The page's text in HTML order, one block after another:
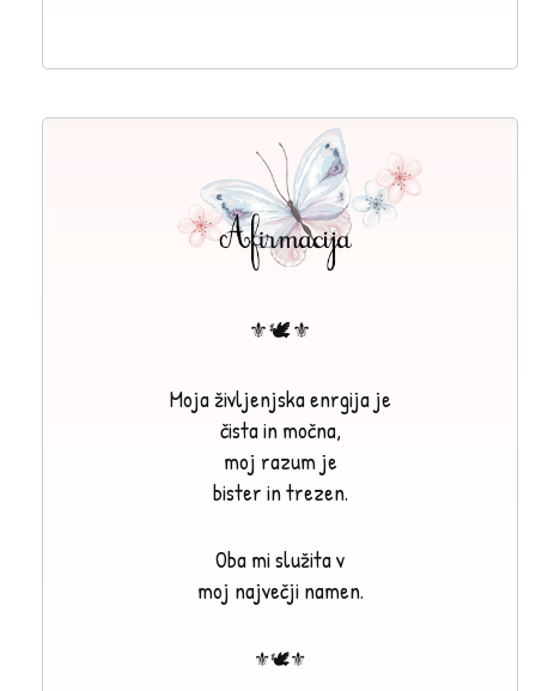
⚜🕊⚜
Moja življenjska enrgija je
čista in močna,
moj razum je
bister in trezen.
Oba mi služita v
moj največji namen.
⚜🕊⚜